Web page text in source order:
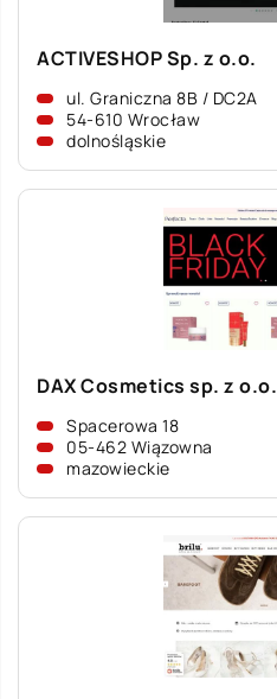
ACTIVESHOP Sp. z o.o.
ul. Graniczna 8B / DC2A
54-610 Wrocław
dolnośląskie
DAX Cosmetics sp. z o.o.
Spacerowa 18
05-462 Wiązowna
mazowieckie